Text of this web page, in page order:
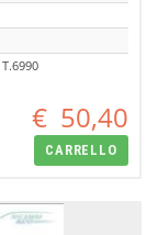
€ 50,40
CARRELLO